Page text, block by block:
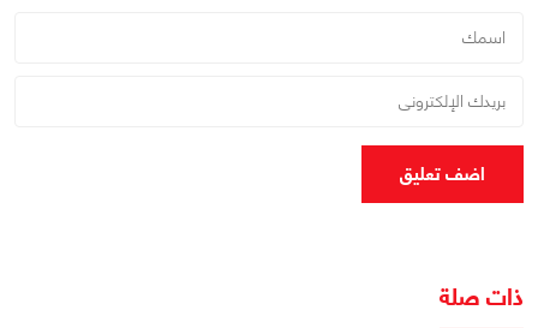
اضف تعليق
ذات صلة